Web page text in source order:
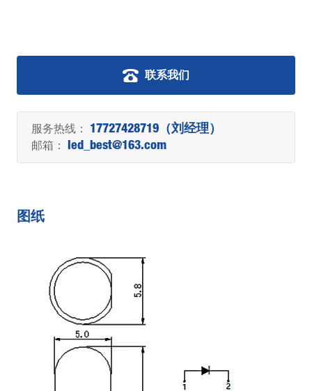
联系我们
服务热线： 17727428719（刘经理）
邮箱： led_best@163.com
图纸